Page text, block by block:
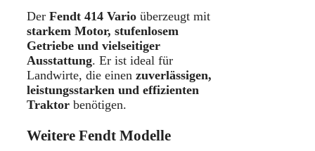
Der Fendt 414 Vario überzeugt mit
starkem Motor, stufenlosem
Getriebe und vielseitiger
Ausstattung. Er ist ideal für
Landwirte, die einen zuverlässigen,
leistungsstarken und effizienten
Traktor benötigen.
Weitere Fendt Modelle